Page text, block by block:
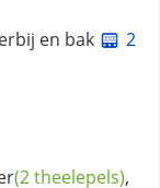
en bak
2
(2 theelepels),